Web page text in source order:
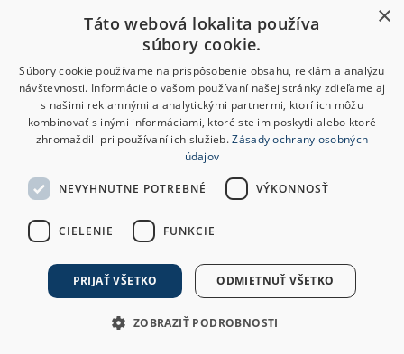
×
Táto webová lokalita používa
súbory cookie.
Súbory cookie používame na prispôsobenie obsahu, reklám a analýzu
návštevnosti. Informácie o vašom používaní našej stránky zdieľame aj
s našimi reklamnými a analytickými partnermi, ktorí ich môžu
kombinovať s inými informáciami, ktoré ste im poskytli alebo ktoré
zhromaždili pri používaní ich služieb.Zásady ochrany osobných
údajov
NEVYHNUTNE POTREBNÉ VÝKONNOSŤ
CIELENIE FUNKCIE
PRIJAŤ VŠETKO ODMIETNUŤ VŠETKO
ZOBRAZIŤ PODROBNOSTI